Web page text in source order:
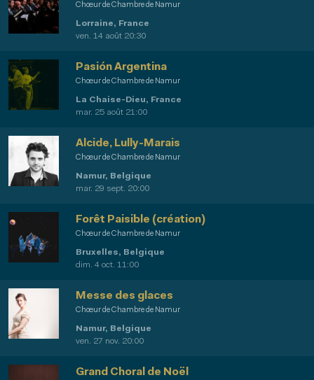
Chœur de Chambre de Namur
Lorraine, France
ven. 14 août 20:30
Chœur de Chambre de Namur
Pasión Argentina
La Chaise-Dieu, France
mar. 25 août 21:00
Chœur de Chambre de Namur
Alcide, Lully-Marais
Namur, Belgique
mar. 29 sept. 20:00
Chœur de Chambre de Namur
Forêt Paisible (création)
Bruxelles, Belgique
dim. 4 oct. 11:00
Chœur de Chambre de Namur
Messe des glaces
Namur, Belgique
ven. 27 nov. 20:00
Grand Choral de Noël